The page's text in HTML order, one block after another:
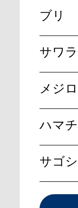
ブリ
サワラ
メジロ
ハマチ
サゴシ